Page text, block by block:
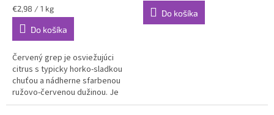
Jednotková
cena:
€2,98 / 1 kg
Do košíka
Červený grep je osviežujúci
citrus s typicky horko-sladkou
chuťou a nádherne sfarbenou
ružovo-červenou dužinou. Je
mimoriadne šťavnatý, bohatý na
Do košíka